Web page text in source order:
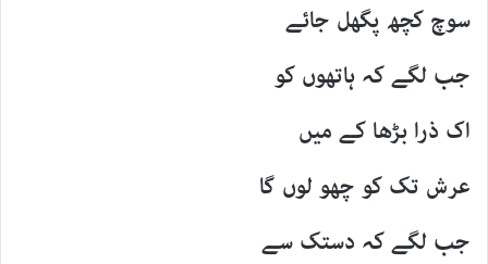
سوچ کچھ پگھل جائے
جب لگے کہ ہاتھوں کو
اک ذرا بڑھا کے میں
عرش تک کو چھو لوں گا
جب لگے کہ دستک سے